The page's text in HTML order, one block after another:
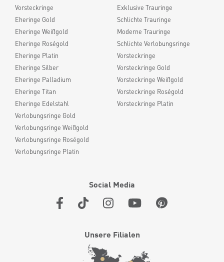
Vorsteckringe
Eheringe Gold
Eheringe Weißgold
Eheringe Roségold
Eheringe Platin
Eheringe Silber
Eheringe Palladium
Eheringe Titan
Eheringe Edelstahl
Verlobungsringe Gold
Verlobungsringe Weißgold
Verlobungsringe Roségold
Verlobungsringe Platin
Exklusive Trauringe
Schlichte Trauringe
Moderne Trauringe
Schlichte Verlobungsringe
Vorsteckringe
Vorsteckringe Gold
Vorsteckringe Weißgold
Vorsteckringe Roségold
Vorsteckringe Platin
Social Media
Unsere Filialen